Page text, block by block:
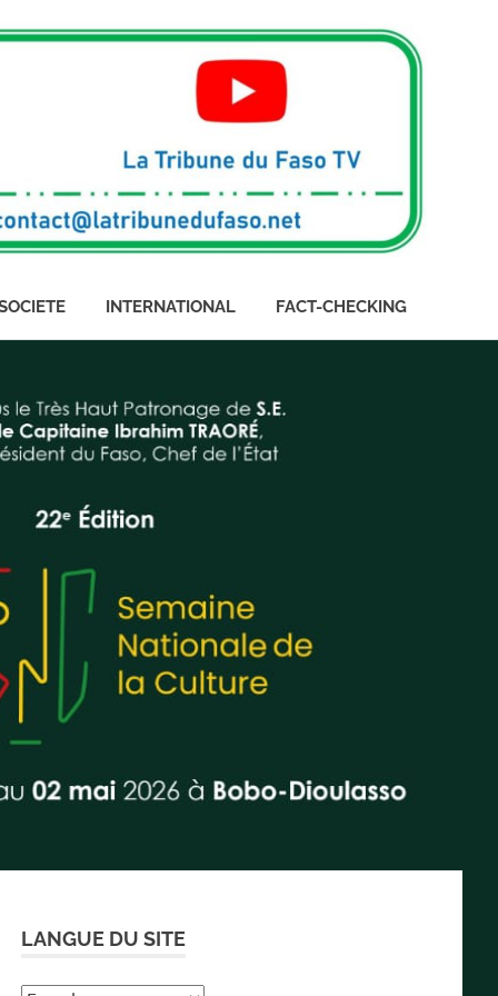
INTERNATIONAL FACT-CHECKING
LANGUE DU SITE